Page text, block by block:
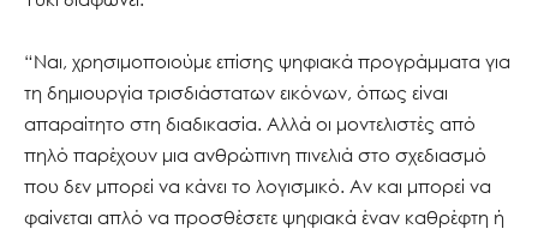
“Ναι, χρησιμοποιούμε επίσης ψηφιακά προγράμματα για
τη δημιουργία τρισδιάστατων εικόνων, όπως είναι
απαραίτητο στη διαδικασία. Αλλά οι μοντελιστές από
πηλό παρέχουν μια ανθρώπινη πινελιά στο σχεδιασμό
που δεν μπορεί να κάνει το λογισμικό. Αν και μπορεί να
φαίνεται απλό να προσθέσετε ψηφιακά έναν καθρέφτη ή